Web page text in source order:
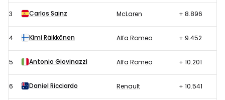
Brazilië
2019
3 Carlos Sainz McLaren + 8.896
4 Kimi Räikkönen Alfa Romeo + 9.452
5 Antonio Giovinazzi Alfa Romeo + 10.201
6 Daniel Ricciardo Renault + 10.541